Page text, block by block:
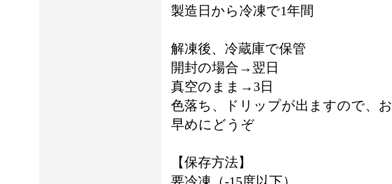
製造日から冷凍で1年間
解凍後、冷蔵庫で保管
開封の場合→翌日
真空のまま→3日
色落ち、ドリップが出ますので、お
早めにどうぞ
【保存方法】